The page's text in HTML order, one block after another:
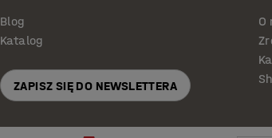
Blog
Katalog
ZAPISZ SIĘ DO NEWSLETTERA
O